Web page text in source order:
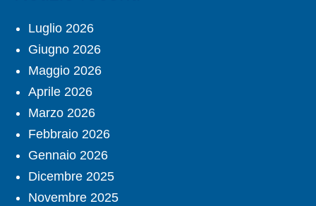
Luglio 2026
Giugno 2026
Maggio 2026
Aprile 2026
Marzo 2026
Febbraio 2026
Gennaio 2026
Dicembre 2025
Novembre 2025